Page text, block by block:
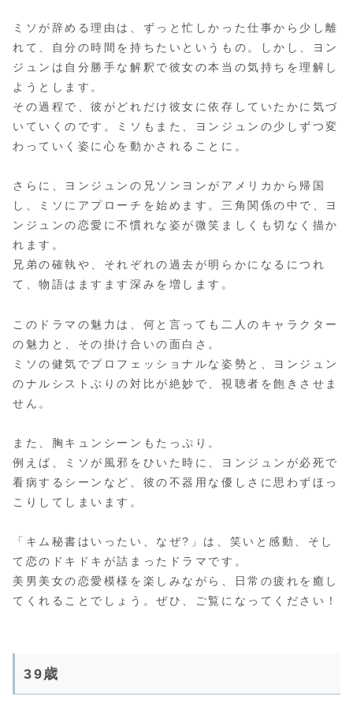
ミソが辞める理由は、ずっと忙しかった仕事から少し離
れて、自分の時間を持ちたいというもの。しかし、ヨン
ジュンは自分勝手な解釈で彼女の本当の気持ちを理解し
ようとします。
その過程で、彼がどれだけ彼女に依存していたかに気づ
いていくのです。ミソもまた、ヨンジュンの少しずつ変
わっていく姿に心を動かされることに。
さらに、ヨンジュンの兄ソンヨンがアメリカから帰国
し、ミソにアプローチを始めます。三角関係の中で、ヨ
ンジュンの恋愛に不慣れな姿が微笑ましくも切なく描か
れます。
兄弟の確執や、それぞれの過去が明らかになるにつれ
て、物語はますます深みを増します。
このドラマの魅力は、何と言っても二人のキャラクター
の魅力と、その掛け合いの面白さ。
ミソの健気でプロフェッショナルな姿勢と、ヨンジュン
のナルシストぶりの対比が絶妙で、視聴者を飽きさせま
せん。
また、胸キュンシーンもたっぷり。
例えば、ミソが風邪をひいた時に、ヨンジュンが必死で
看病するシーンなど、彼の不器用な優しさに思わずほっ
こりしてしまいます。
「キム秘書はいったい、なぜ?」は、笑いと感動、そし
て恋のドキドキが詰まったドラマです。
美男美女の恋愛模様を楽しみながら、日常の疲れを癒し
てくれることでしょう。ぜひ、ご覧になってください！
39歳